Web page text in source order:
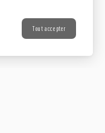
Contact
Tout accepter